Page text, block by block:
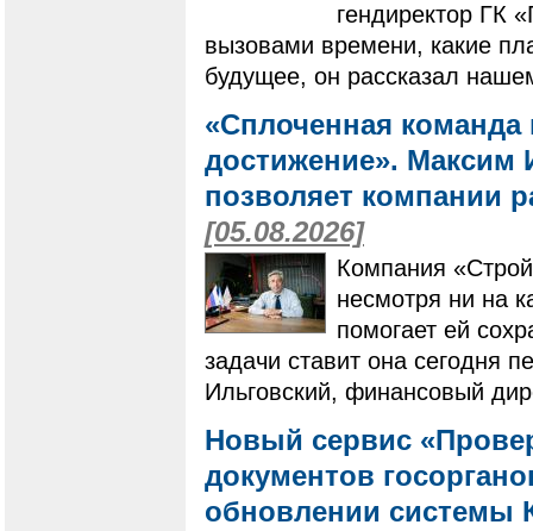
гендиректор ГК
вызовами времени, какие
будущее, он рассказал
«Сплоченная
достижение». Максим
позволяет компании
[05.08.2026]
Компания
несмотря ни на
помогает ей
задачи ставит она сегодня
Ильговский, финансовый
Новый сервис
документов
обновлении системы